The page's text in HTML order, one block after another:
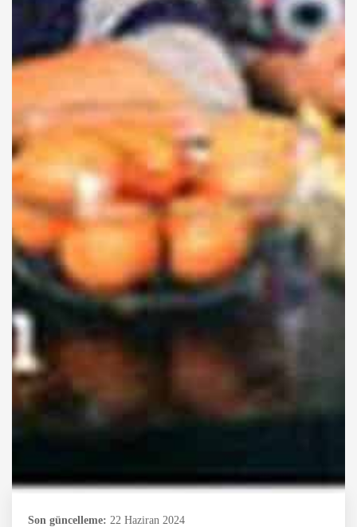
Son güncelleme: 22 Haziran 2024